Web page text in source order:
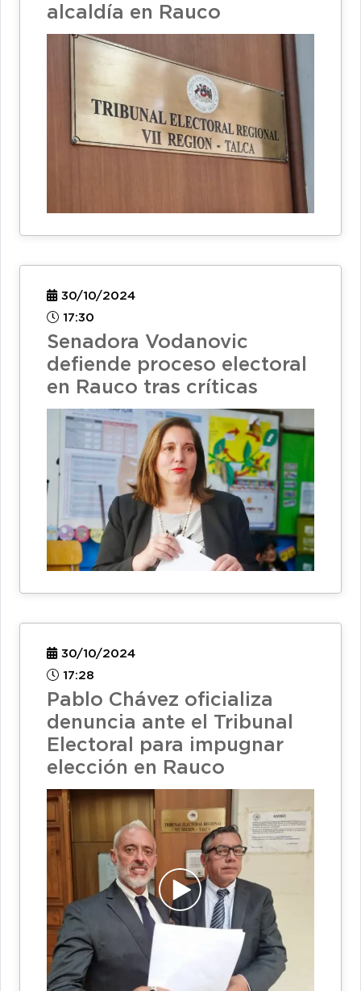
alcaldía en Rauco
30/10/2024
17:30
Senadora Vodanovic
defiende proceso electoral
en Rauco tras críticas
30/10/2024
17:28
Pablo Chávez oficializa
denuncia ante el Tribunal
Electoral para impugnar
elección en Rauco